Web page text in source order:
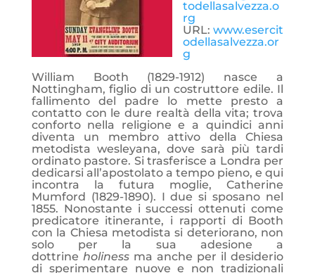
todellasalvezza.o
rg
URL:www.esercit
odellasalvezza.or
g
William Booth (1829-1912) nasce a
Nottingham, figlio di un costruttore edile. Il
fallimento del padre lo mette presto a
contatto con le dure realtà della vita; trova
conforto nella religione e a quindici anni
diventa un membro attivo della Chiesa
metodista wesleyana, dove sarà più tardi
ordinato pastore. Si trasferisce a Londra per
dedicarsi all’apostolato a tempo pieno, e qui
incontra la futura moglie, Catherine
Mumford (1829-1890). I due si sposano nel
1855. Nonostante i successi ottenuti come
predicatore itinerante, i rapporti di Booth
con la Chiesa metodista si deteriorano, non
solo per la sua adesione a
dottrine holiness ma anche per il desiderio
di sperimentare nuove e non tradizionali